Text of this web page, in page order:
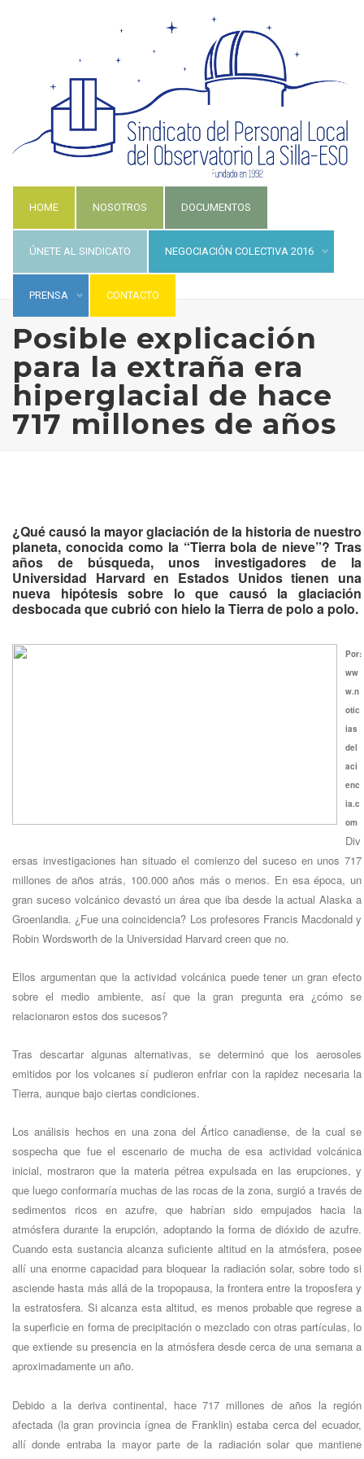
HOME NOSOTROS DOCUMENTOS
ÚNETE AL SINDICATO NEGOCIACIÓN COLECTIVA 2016
PRENSA CONTACTO
Posible explicación
para la extraña era
hiperglacial de hace
717 millones de años
¿Qué causó la mayor glaciación de la historia de nuestro
planeta, conocida como la “Tierra bola de nieve”? Tras
años de búsqueda, unos investigadores de la
Universidad Harvard en Estados Unidos tienen una
nueva hipótesis sobre lo que causó la glaciación
desbocada que cubrió con hielo la Tierra de polo a polo.
Por:
ww
w.n
otic
ias
del
aci
enc
ia.c
om
Div
ersas investigaciones han situado el comienzo del suceso en unos 717
millones de años atrás, 100.000 años más o menos. En esa época, un
gran suceso volcánico devastó un área que iba desde la actual Alaska a
Groenlandia. ¿Fue una coincidencia? Los profesores Francis Macdonald y
Robin Wordsworth de la Universidad Harvard creen que no.
Ellos argumentan que la actividad volcánica puede tener un gran efecto
sobre el medio ambiente, así que la gran pregunta era ¿cómo se
relacionaron estos dos sucesos?
Tras descartar algunas alternativas, se determinó que los aerosoles
emitidos por los volcanes sí pudieron enfriar con la rapidez necesaria la
Tierra, aunque bajo ciertas condiciones.
Los análisis hechos en una zona del Ártico canadiense, de la cual se
sospecha que fue el escenario de mucha de esa actividad volcánica
inicial, mostraron que la materia pétrea expulsada en las erupciones, y
que luego conformaría muchas de las rocas de la zona, surgió a través de
sedimentos ricos en azufre, que habrían sido empujados hacia la
atmósfera durante la erupción, adoptando la forma de dióxido de azufre.
Cuando esta sustancia alcanza suficiente altitud en la atmósfera, posee
allí una enorme capacidad para bloquear la radiación solar, sobre todo si
asciende hasta más allá de la tropopausa, la frontera entre la troposfera y
la estratosfera. Si alcanza esta altitud, es menos probable que regrese a
la superficie en forma de precipitación o mezclado con otras partículas, lo
que extiende su presencia en la atmósfera desde cerca de una semana a
aproximadamente un año.
Debido a la deriva continental, hace 717 millones de años la región
afectada (la gran provincia ígnea de Franklin) estaba cerca del ecuador,
allí donde entraba la mayor parte de la radiación solar que mantiene